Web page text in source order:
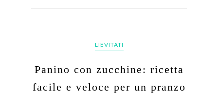
LIEVITATI
Panino con zucchine: ricetta
facile e veloce per un pranzo